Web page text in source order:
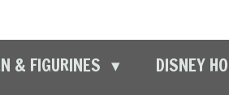
& FIGURINES DISNEY